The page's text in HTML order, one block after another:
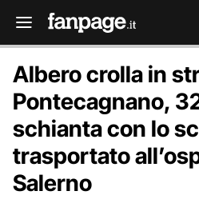
Albero crolla in
Pontecagnano,
schianta con lo
trasportato
Salerno